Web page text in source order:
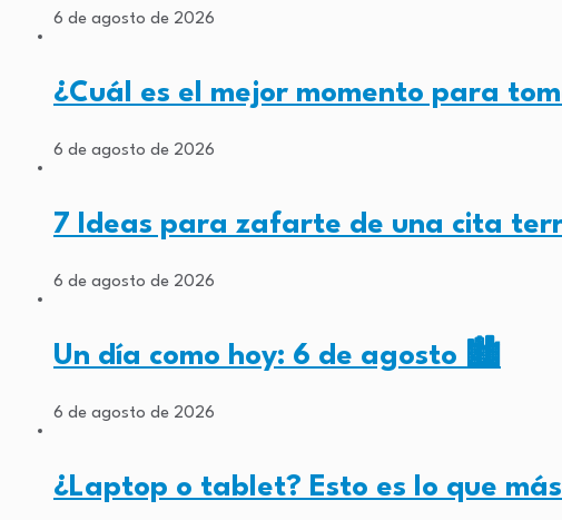
6 de agosto de 2026
¿Cuál es el mejor momento para
6 de agosto de 2026
7 Ideas para zafarte de una cita
6 de agosto de 2026
Un día como hoy: 6 de agosto 🏙️
6 de agosto de 2026
¿Laptop o tablet? Esto es lo que